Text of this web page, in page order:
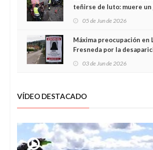
teñirse de luto: muere un
05 de Jun de 2026
Máxima preocupación en
Fresneda por la
03 de Jun de 2026
VÍDEO DESTACADO